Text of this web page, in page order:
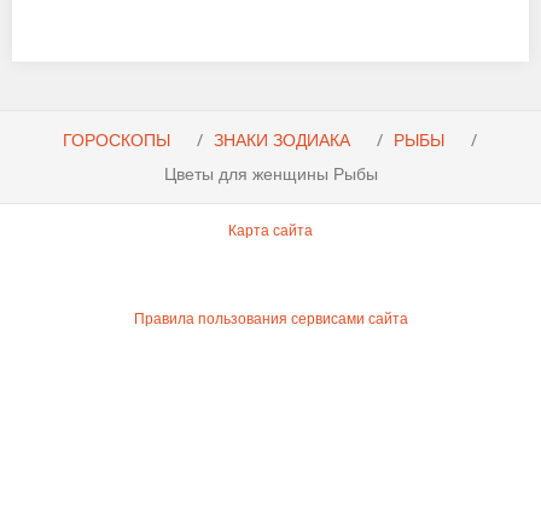
ГОРОСКОПЫ ЗНАКИ ЗОДИАКА
РЫБЫ
Цветы для женщины Рыбы
Карта сайта
Правила пользования сервисами сайта